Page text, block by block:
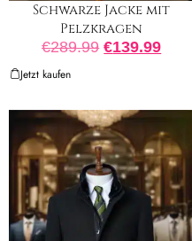
Schwarze Jacke mit
Pelzkragen
€289.99 €139.99
Jetzt kaufen